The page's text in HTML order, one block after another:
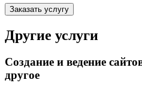
Заказать услугу
Другие услуги
Создание и ведение
другое